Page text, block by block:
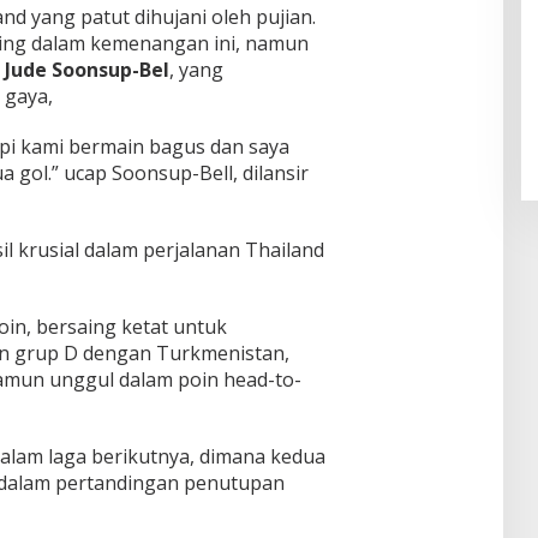
yang patut dihujani oleh pujian.
dalam kemenangan ini, namun
Jude Soonsup-Bel, yang
kami bermain bagus dan saya
gol.” ucap Soonsup-Bell, dilansir
krusial dalam perjalanan Thailand
bersaing ketat untuk
grup D dengan Turkmenistan,
unggul dalam poin head-to-
laga berikutnya, dimana kedua
pertandingan penutupan
Pendaftaran Istana Dibuka,
Warga Berebut Kuota